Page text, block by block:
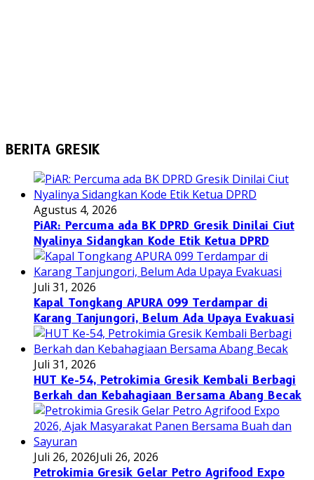
BERITA GRESIK
Agustus 4, 2026
PiAR: Percuma ada BK DPRD Gresik Dinilai Ciut
Nyalinya Sidangkan Kode Etik Ketua DPRD
Juli 31, 2026
Kapal Tongkang APURA 099 Terdampar di
Karang Tanjungori, Belum Ada Upaya Evakuasi
Juli 31, 2026
HUT Ke-54, Petrokimia Gresik Kembali Berbagi
Berkah dan Kebahagiaan Bersama Abang Becak
Juli 26, 2026Juli 26, 2026
Petrokimia Gresik Gelar Petro Agrifood Expo